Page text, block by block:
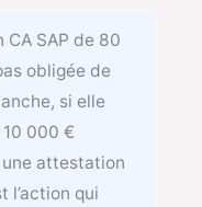
CA SAP de 80
obligée de
si elle
10 000 €
attestation
l’action qui